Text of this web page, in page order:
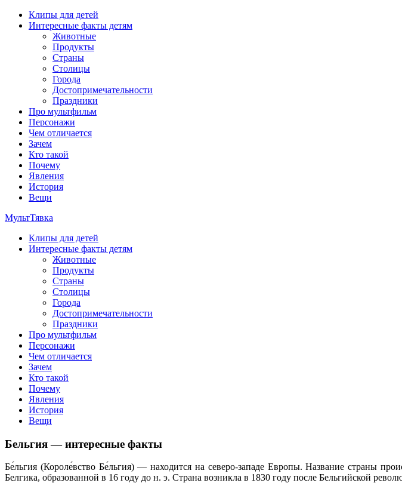
Перейти
содержимому
Клипы для детей
Интересные факты детям
Животные
Продукты
Страны
Столицы
Города
Достопримечательности
Праздники
Про мультфильм
Персонажи
Чем отличается
Зачем
Кто такой
Почему
Явления
История
Вещи
МультТявка
интересные факты про страны, столицы и города, клипы из мультфильмов, мульт-клипы,
мультфильмов
Клипы для детей
Интересные факты детям
Животные
Продукты
Страны
Столицы
Города
Достопримечательности
Праздники
Про мультфильм
Персонажи
Чем отличается
Зачем
Кто такой
Почему
Явления
История
Вещи
Бельгия — интересные факты
Бе́льгия (Короле́вство Бе́льгия) — находится на северо-западе Европы. Название страны
Белгика, образованной в 16 году до н. э. Страна возникла в 1830 году после Бельгийской